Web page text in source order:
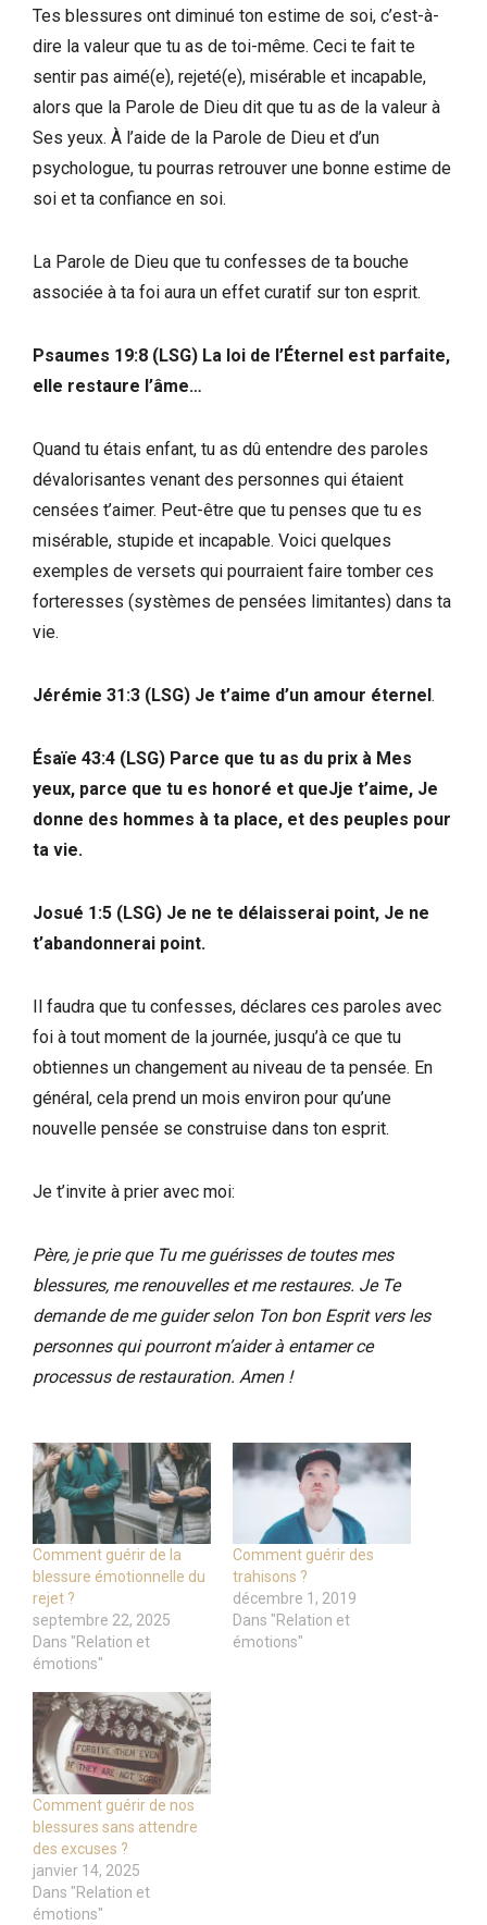
Tes blessures ont diminué ton estime de soi, c’est-à-
dire la valeur que tu as de toi-même. Ceci te fait te
sentir pas aimé(e), rejeté(e), misérable et incapable,
alors que la Parole de Dieu dit que tu as de la valeur à
Ses yeux. À l’aide de la Parole de Dieu et d’un
psychologue, tu pourras retrouver une bonne estime de
soi et ta confiance en soi.
La Parole de Dieu que tu confesses de ta bouche
associée à ta foi aura un effet curatif sur ton esprit.
Psaumes 19:8 (LSG) La loi de l’Éternel est parfaite,
elle restaure l’âme…
Quand tu étais enfant, tu as dû entendre des paroles
dévalorisantes venant des personnes qui étaient
censées t’aimer. Peut-être que tu penses que tu es
misérable, stupide et incapable. Voici quelques
exemples de versets qui pourraient faire tomber ces
forteresses (systèmes de pensées limitantes) dans ta
vie.
Jérémie 31:3 (LSG) Je t’aime d’un amour éternel.
Ésaïe 43:4 (LSG) Parce que tu as du prix à Mes
yeux, parce que tu es honoré et queJje t’aime, Je
donne des hommes à ta place, et des peuples pour
ta vie.
Josué 1:5 (LSG) Je ne te délaisserai point, Je ne
t’abandonnerai point.
Il faudra que tu confesses, déclares ces paroles avec
foi à tout moment de la journée, jusqu’à ce que tu
obtiennes un changement au niveau de ta pensée. En
général, cela prend un mois environ pour qu’une
nouvelle pensée se construise dans ton esprit.
Je t’invite à prier avec moi:
Père, je prie que Tu me guérisses de toutes mes
blessures, me renouvelles et me restaures. Je Te
demande de me guider selon Ton bon Esprit vers les
personnes qui pourront m’aider à entamer ce
processus de restauration. Amen !
Comment guérir de la
blessure émotionnelle du
rejet ?
septembre 22, 2025
Dans "Relation et
émotions"
Comment guérir des
trahisons ?
décembre 1, 2019
Dans "Relation et
émotions"
Comment guérir de nos
blessures sans attendre
des excuses ?
janvier 14, 2025
Dans "Relation et
émotions"